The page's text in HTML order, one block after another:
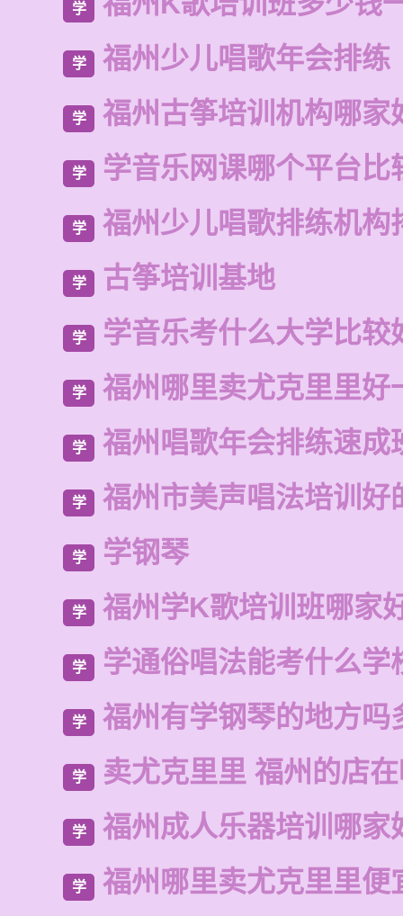
学
学 福州少儿唱歌年会排练
学 福州古筝培训机构哪家
学 学音乐网课哪个平台比
学 福州少儿唱歌排练机构
学 古筝培训基地
学 学音乐考什么大学比较
学 福州哪里卖尤克里里好
学 福州唱歌年会排练速成
学 福州市美声唱法培训好
学 学钢琴
学 福州学K歌培训班哪家
学 学通俗唱法能考什么学
学 福州有学钢琴的地方吗
学 卖尤克里里 福州的店
学 福州成人乐器培训哪家
学 福州哪里卖尤克里里便